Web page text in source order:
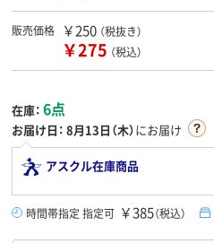
販売価格 ￥250 （税抜き）
￥275 （税込）
在庫： 6点
お届け日： 8月13日（木）にお届け
アスクル在庫商品
時間帯指定 指定可 ￥385（税込）